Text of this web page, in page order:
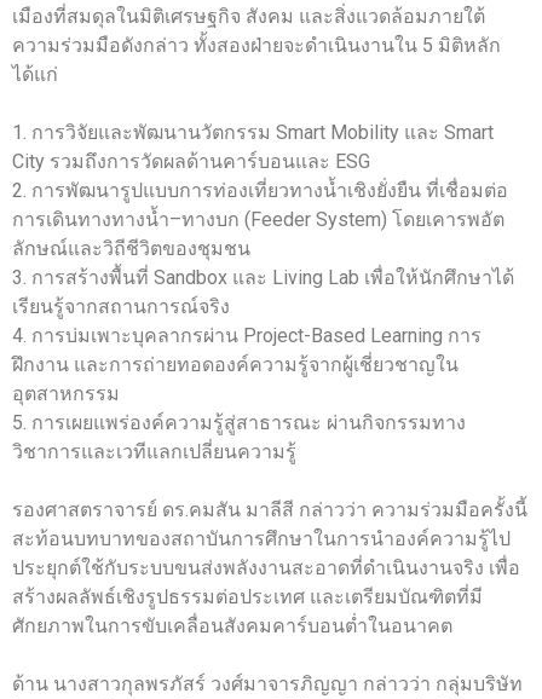
เมืองที่สมดุลในมิติเศรษฐกิจ สังคม และสิ่งแวดล้อมภายใต้
ความร่วมมือดังกล่าว ทั้งสองฝ่ายจะดำเนินงานใน 5 มิติหลัก
ได้แก่
1. การวิจัยและพัฒนานวัตกรรม Smart Mobility และ Smart
City รวมถึงการวัดผลด้านคาร์บอนและ ESG
2. การพัฒนารูปแบบการท่องเที่ยวทางน้ำเชิงยั่งยืน ที่เชื่อมต่อ
การเดินทางทางน้ำ–ทางบก (Feeder System) โดยเคารพอัต
ลักษณ์และวิถีชีวิตของชุมชน
3. การสร้างพื้นที่ Sandbox และ Living Lab เพื่อให้นักศึกษาได้
เรียนรู้จากสถานการณ์จริง
4. การบ่มเพาะบุคลากรผ่าน Project-Based Learning การ
ฝึกงาน และการถ่ายทอดองค์ความรู้จากผู้เชี่ยวชาญใน
อุตสาหกรรม
5. การเผยแพร่องค์ความรู้สู่สาธารณะ ผ่านกิจกรรมทาง
วิชาการและเวทีแลกเปลี่ยนความรู้
รองศาสตราจารย์ ดร.คมสัน มาลีสี กล่าวว่า ความร่วมมือครั้งนี้
สะท้อนบทบาทของสถาบันการศึกษาในการนำองค์ความรู้ไป
ประยุกต์ใช้กับระบบขนส่งพลังงานสะอาดที่ดำเนินงานจริง เพื่อ
สร้างผลลัพธ์เชิงรูปธรรมต่อประเทศ และเตรียมบัณฑิตที่มี
ศักยภาพในการขับเคลื่อนสังคมคาร์บอนต่ำในอนาคต
ด้าน นางสาวกุลพรภัสร์ วงศ์มาจารภิญญา กล่าวว่า กลุ่มบริษัท